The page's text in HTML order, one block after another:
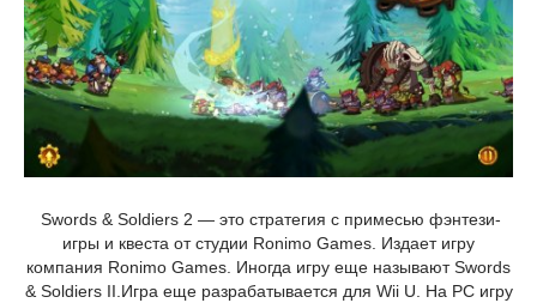
Swords & Soldiers 2 — это стратегия с примесью фэнтези-
игры и квеста от студии Ronimo Games. Издает игру
компания Ronimo Games. Иногда игру еще называют Swords
& Soldiers II.Игра еще разрабатывается для Wii U. На PC игру